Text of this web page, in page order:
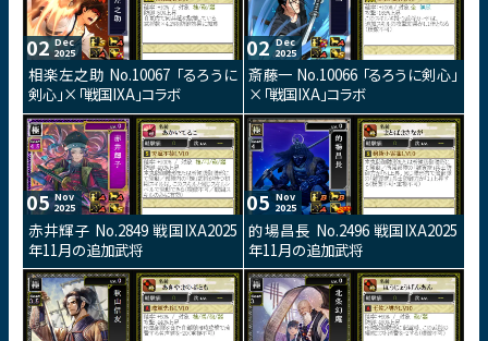
02 Dec
2025
相楽左之助 No.10067 「るろうに
剣心」×「戦国IXA」コラボ
02 Dec
2025
斎藤一 No.10066 「るろうに剣心」
×「戦国IXA」コラボ
05 Nov
2025
赤井輝子 No.2849 戦国IXA2025
年11月の追加武将
05 Nov
2025
的場昌長 No.2496 戦国IXA2025
年11月の追加武将